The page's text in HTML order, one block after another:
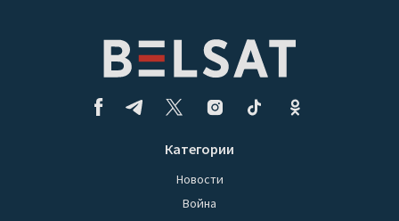
Категории
Новости
Война